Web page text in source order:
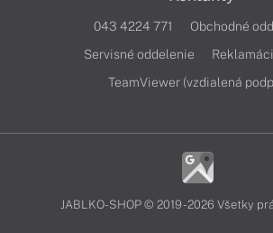
043 4224 771
Obchodné
Servisné oddelenie
TeamViewer (vzdialená
JABLKO-SHOP © 2019 - 2026 Všetky